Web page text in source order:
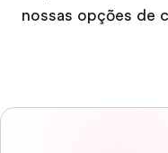
nossas opções de